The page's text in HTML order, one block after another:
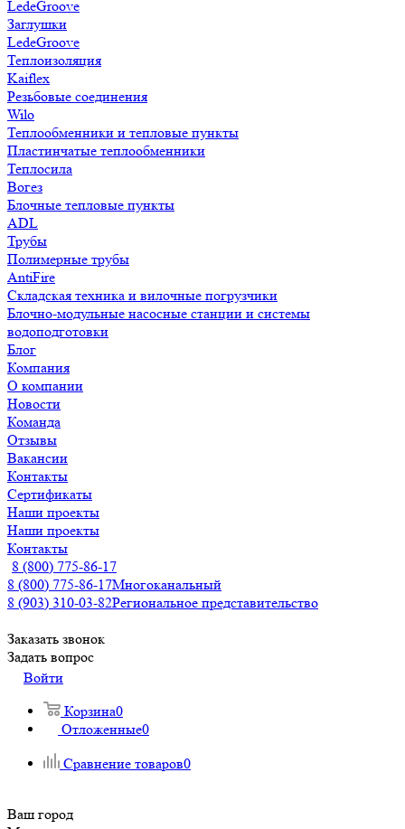
LedeGroove
Заглушки
LedeGroove
Теплоизоляция
Kaiflex
Резьбовые соединения
Wilo
Теплообменники и тепловые пункты
Пластинчатые теплообменники
Теплосила
Вогез
Блочные тепловые пункты
ADL
Трубы
Полимерные трубы
AntiFire
Складская техника и вилочные погрузчики
Блочно-модульные насосные станции и системы
водоподготовки
Блог
Компания
О компании
Новости
Команда
Отзывы
Вакансии
Контакты
Сертификаты
Наши проекты
Наши проекты
Контакты
8 (800) 775-86-17
8 (800) 775-86-17Многоканальный
8 (903) 310-03-82Региональное представительство
Заказать звонок
Задать вопрос
Войти
Корзина0
Отложенные0
Сравнение товаров0
Ваш город